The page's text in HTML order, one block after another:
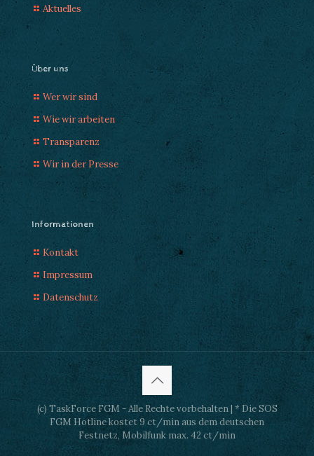
Aktuelles
Über uns
Wer wir sind
Wie wir arbeiten
Transparenz
Wir in der Presse
Informationen
Kontakt
Impressum
Datenschutz
(c) TaskForce FGM - Alle Rechte vorbehalten | * Die SOS
FGM Hotline kostet 9 ct/min aus dem deutschen
Festnetz, Mobilfunk max. 42 ct/min